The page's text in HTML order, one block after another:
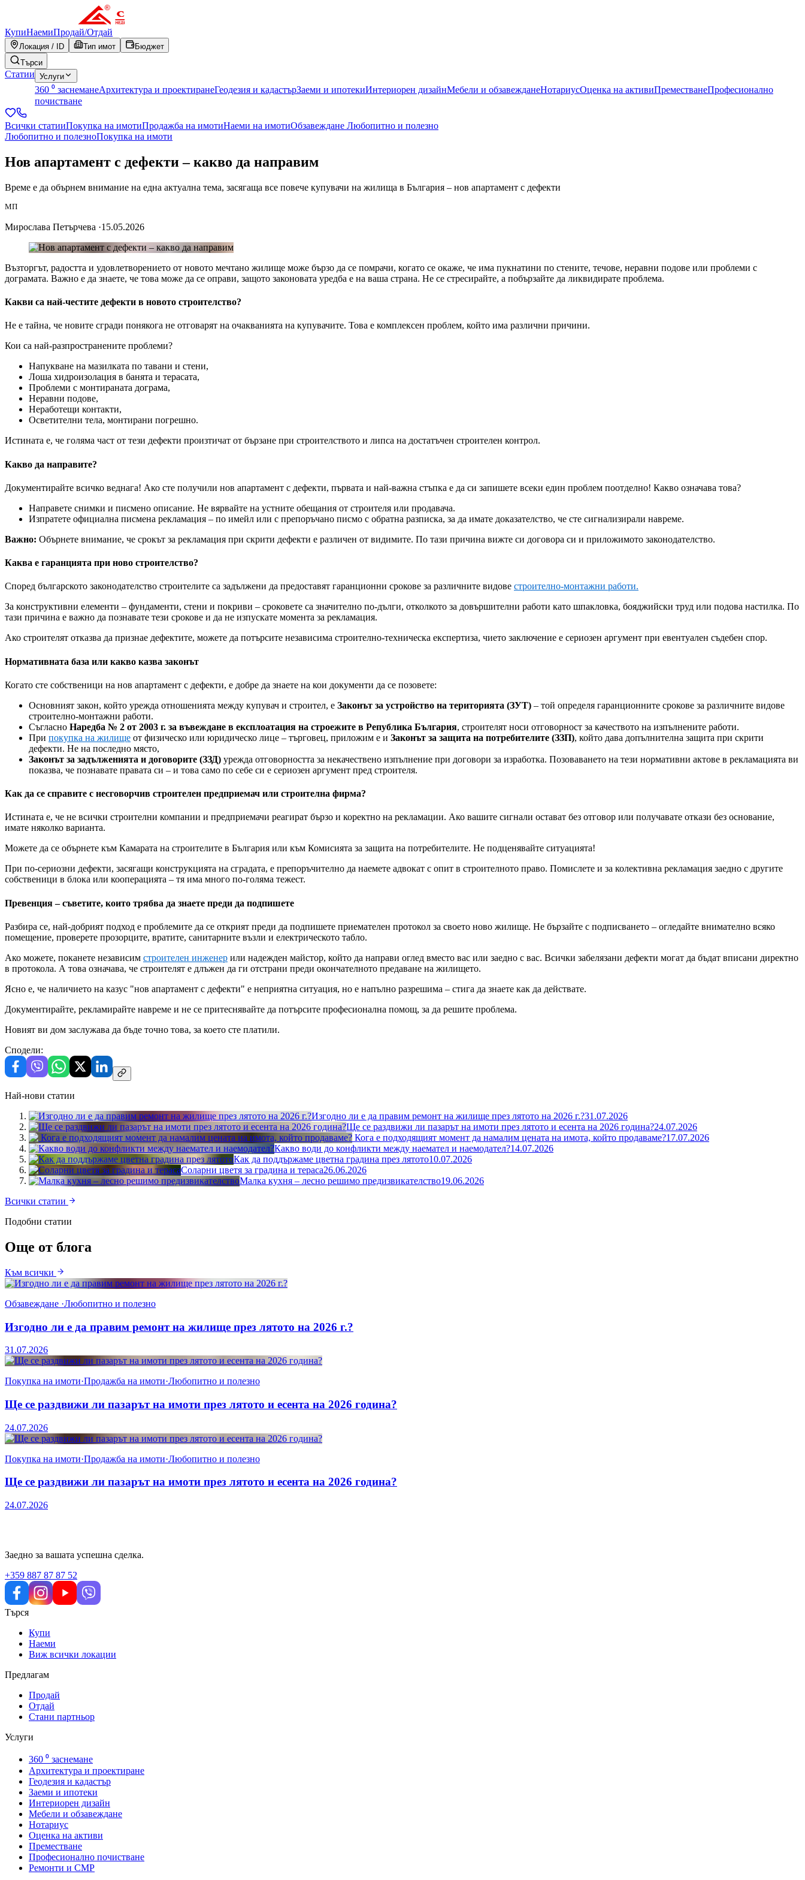
КупиНаемиПродай/Отдай
Локация / ID Тип имот
Бюджет
Търси
Статии Услуги
360 ⁰ заснеманеАрхитектура и проектиранеГеодезия и кадастърЗаеми и ипотекиИнтериорен дизайнМебели и обзавежданеНотариусОценка на активиПреместванеПрофесионално
почистване
Всички статииПокупка на имотиПродажба на имотиНаеми на имотиОбзавеждане Любопитно и полезно
Любопитно и полезноПокупка на имоти
Нов апартамент с дефекти – какво да направим
Време е да обърнем внимание на една актуална тема, засягаща все повече купувачи на жилища в България – нов апартамент с дефекти
МП
Мирослава Петърчева ·15.05.2026
Възторгът, радостта и удовлетворението от новото мечтано жилище може бързо да се помрачи, когато се окаже, че има пукнатини по стените, течове, неравни подове или проблеми с
дограмата. Важно е да знаете, че това може да се оправи, защото законовата уредба е на ваша страна. Не се стресирайте, а побързайте да ликвидирате проблема.
Какви са най-честите дефекти в новото строителство?
Не е тайна, че новите сгради понякога не отговарят на очакванията на купувачите. Това е комплексен проблем, който има различни причини.
Кои са най-разпространените проблеми?
Напукване на мазилката по тавани и стени,
Лоша хидроизолация в банята и терасата,
Проблеми с монтираната дограма,
Неравни подове,
Неработещи контакти,
Осветителни тела, монтирани погрешно.
Истината е, че голяма част от тези дефекти произтичат от бързане при строителството и липса на достатъчен строителен контрол.
Какво да направите?
Документирайте всичко веднага! Ако сте получили нов апартамент с дефекти, първата и най-важна стъпка е да си запишете всеки един проблем поотделно! Какво означава това?
Направете снимки и писмено описание. Не вярвайте на устните обещания от строителя или продавача.
Изпратете официална писмена рекламация – по имейл или с препоръчано писмо с обратна разписка, за да имате доказателство, че сте сигнализирали навреме.
Важно: Обърнете внимание, че срокът за рекламация при скрити дефекти е различен от видимите. По тази причина вижте си договора си и приложимото законодателство.
Каква е гаранцията при ново строителство?
Според българското законодателство строителите са задължени да предоставят гаранционни срокове за различните видове строително-монтажни работи.
За конструктивни елементи – фундаменти, стени и покриви – сроковете са значително по-дълги, отколкото за довършителни работи като шпакловка, бояджийски труд или подова настилка. По
тази причина е важно да познавате тези срокове и да не изпускате момента за рекламация.
Ако строителят отказва да признае дефектите, можете да потърсите независима строително-техническа експертиза, чието заключение е сериозен аргумент при евентуален съдебен спор.
Нормативната база или какво казва законът
Когато сте собственици на нов апартамент с дефекти, е добре да знаете на кои документи да се позовете:
Основният закон, който урежда отношенията между купувач и строител, е Законът за устройство на територията (ЗУТ) – той определя гаранционните срокове за различните видове
строително-монтажни работи.
Съгласно Наредба № 2 от 2003 г. за въвеждане в експлоатация на строежите в Република България, строителят носи отговорност за качеството на изпълнените работи.
При покупка на жилище от физическо или юридическо лице – търговец, приложим е и Законът за защита на потребителите (ЗЗП), който дава допълнителна защита при скрити
дефекти. Не на последно място,
Законът за задълженията и договорите (ЗЗД) урежда отговорността за некачествено изпълнение при договори за изработка. Позоваването на тези нормативни актове в рекламацията ви
показва, че познавате правата си – и това само по себе си е сериозен аргумент пред строителя.
Как да се справите с несговорчив строителен предприемач или строителна фирма?
Истината е, че не всички строителни компании и предприемачи реагират бързо и коректно на рекламации. Ако вашите сигнали остават без отговор или получавате откази без основание,
имате няколко варианта.
Можете да се обърнете към Камарата на строителите в България или към Комисията за защита на потребителите. Не подценявайте ситуацията!
При по-сериозни дефекти, засягащи конструкцията на сградата, е препоръчително да наемете адвокат с опит в строителното право. Помислете и за колективна рекламация заедно с другите
собственици в блока или кооперацията – тя има много по-голяма тежест.
Превенция – съветите, които трябва да знаете преди да подпишете
Разбира се, най-добрият подход е проблемите да се открият преди да подпишете приемателен протокол за своето ново жилище. Не бързайте с подписването – огледайте внимателно всяко
помещение, проверете прозорците, вратите, санитарните възли и електрическото табло.
Ако можете, поканете независим строителен инженер или надежден майстор, който да направи оглед вместо вас или заедно с вас. Всички забелязани дефекти могат да бъдат вписани директно
в протокола. А това означава, че строителят е длъжен да ги отстрани преди окончателното предаване на жилището.
Ясно е, че наличието на казус "нов апартамент с дефекти" е неприятна ситуация, но е напълно разрешима – стига да знаете как да действате.
Документирайте, рекламирайте навреме и не се притеснявайте да потърсите професионална помощ, за да решите проблема.
Новият ви дом заслужава да бъде точно това, за което сте платили.
Сподели:
Най-нови статии
Изгодно ли е да правим ремонт на жилище през лятото на 2026 г.?31.07.2026
Ще се раздвижи ли пазарът на имоти през лятото и есента на 2026 година?24.07.2026
Кога е подходящият момент да намалим цената на имота, който продаваме?17.07.2026
Какво води до конфликти между наемател и наемодател?14.07.2026
Как да поддържаме цветна градина през лятото10.07.2026
Соларни цветя за градина и тераса26.06.2026
Малка кухня – лесно решимо предизвикателствo19.06.2026
Всички статии
Подобни статии
Още от блога
Към всички
Обзавеждане ·Любопитно и полезно
Изгодно ли е да правим ремонт на жилище през лятото на 2026 г.?
31.07.2026
Покупка на имоти·Продажба на имоти·Любопитно и полезно
Ще се раздвижи ли пазарът на имоти през лятото и есента на 2026 година?
24.07.2026
Покупка на имоти·Продажба на имоти·Любопитно и полезно
Ще се раздвижи ли пазарът на имоти през лятото и есента на 2026 година?
24.07.2026
Заедно за вашата успешна сделка.
+359 887 87 87 52
Търся
Купи
Наеми
Виж всички локации
Предлагам
Продай
Отдай
Стани партньор
Услуги
360 ⁰ заснемане
Архитектура и проектиране
Геодезия и кадастър
Заеми и ипотеки
Интериорен дизайн
Мебели и обзавеждане
Нотариус
Оценка на активи
Преместване
Професионално почистване
Ремонти и СМР